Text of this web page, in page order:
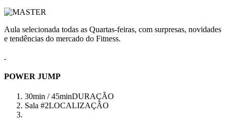
Aula selecionada todas as Quartas-feiras, com surpresas, novidades
e tendências do mercado do Fitness.
POWER JUMP
30min / 45minDURAÇÃO
Sala #2LOCALIZAÇÃO